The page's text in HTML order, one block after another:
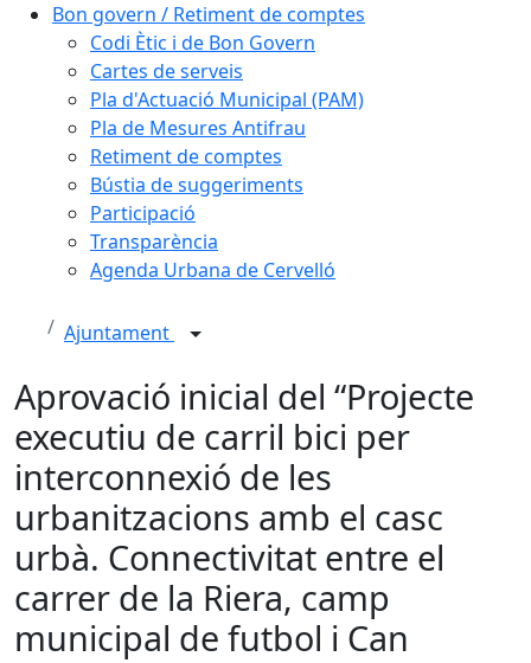
Bon govern / Retiment de comptes
Codi Ètic i de Bon Govern
Cartes de serveis
Pla d'Actuació Municipal (PAM)
Pla de Mesures Antifrau
Retiment de comptes
Bústia de suggeriments
Participació
Transparència
Agenda Urbana de Cervelló
Ajuntament
Aprovació inicial del “Projecte
executiu de carril bici per
interconnexió de les
urbanitzacions amb el casc
urbà. Connectivitat entre el
carrer de la Riera, camp
municipal de futbol i Can